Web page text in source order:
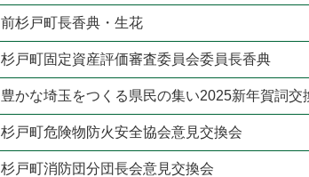
前杉戸町長香典・生花
杉戸町固定資産評価審査委員会委員長香典
豊かな埼玉をつくる県民の集い2025新年賀詞交
杉戸町危険物防火安全協会意見交換会
杉戸町消防団分団長会意見交換会